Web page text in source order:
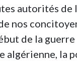
autorités de
nos
de la guerre
algérienne, la